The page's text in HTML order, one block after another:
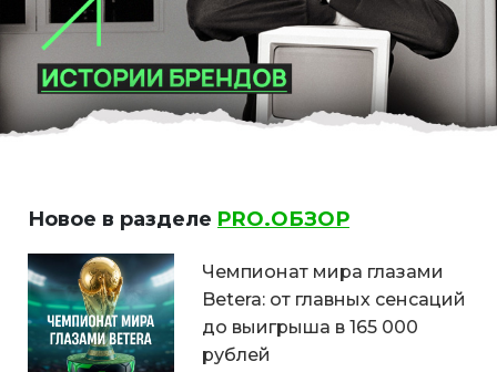
Новое в разделе PRO.ОБЗОР
Чемпионат мира глазами
Betera: от главных сенсаций
до выигрыша в 165 000
рублей